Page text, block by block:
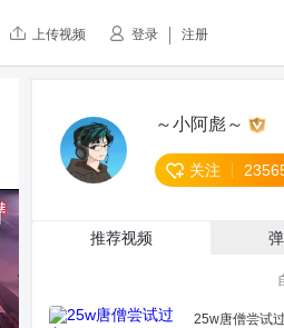
登录 注册
上传视频
～小阿彪～
关注
推荐视频
25w唐僧尝试